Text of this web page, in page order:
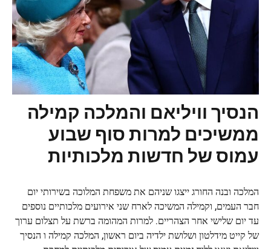
הנסיך וויליאם והמלכה קמילה
ממשיכים למרות סוף שבוע
עמוס של חדשות מלכותיות
המלכה ובנה החורג ייצגו שניהם את משפחת המלוכה בשירותי יום
חבר העמים, וקמילה המשיכה לארח שני אירועים מלכותיים נוספים
עד יום שלישי אחר הצהריים. למרות המהומה ברשת על תצלום ערוך
של קייט מידלטון ושלושת ילדיה ביום ראשון, המלכה קמילה ו הנסיך